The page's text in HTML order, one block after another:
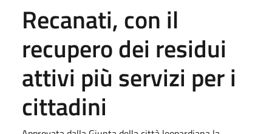
Recanati, con il
recupero dei residui
attivi più servizi per i
cittadini